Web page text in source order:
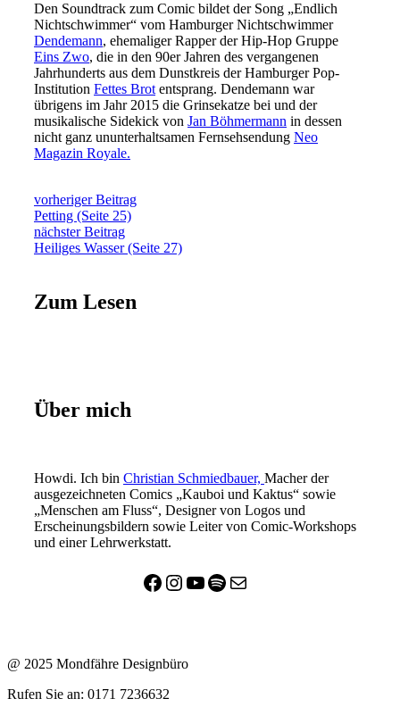
Den Soundtrack zum Comic bildet der Song „Endlich
Nichtschwimmer“ vom Hamburger Nichtschwimmer
Dendemann, ehemaliger Rapper der Hip-Hop Gruppe
Eins Zwo, die in den 90er Jahren des vergangenen
Jahrhunderts aus dem Dunstkreis der Hamburger Pop-
Institution Fettes Brot entsprang. Dendemann war
übrigens im Jahr 2015 die Grinsekatze bei und der
musikalische Sidekick von Jan Böhmermann in dessen
nicht ganz ununterhaltsamen Fernsehsendung Neo
Magazin Royale.
vorheriger Beitrag
Petting (Seite 25)
nächster Beitrag
Heiliges Wasser (Seite 27)
Zum Lesen
Über mich
Howdi. Ich bin Christian Schmiedbauer, Macher der
ausgezeichneten Comics „Kauboi und Kaktus“ sowie
„Menschen am Fluss“, Designer von Logos und
Erscheinungsbildern sowie Leiter von Comic-Workshops
und einer Lehrwerkstatt.
Facebook
Instagram
YouTube
Spotify
E-Mail
@ 2025 Mondfähre Designbüro
Rufen Sie an: 0171 7236632